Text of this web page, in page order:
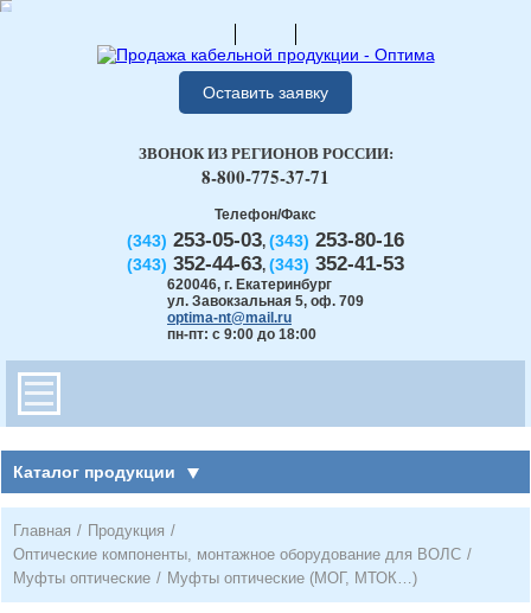
Оставить заявку
Телефон/Факс
(343) 253-05-03, (343) 253-80-16
(343) 352-44-63, (343) 352-41-53
620046, г. Екатеринбург
ул. Завокзальная 5, оф. 709
optima-nt@mail.ru
пн-пт: с 9:00 до 18:00
ЗВОНОК ИЗ РЕГИОНОВ РОССИИ:
8-800-775-37-71
Каталог продукции
Главная / Продукция /
Оптические компоненты, монтажное оборудование для ВОЛС /
Муфты оптические / Муфты оптические (МОГ, МТОК…)